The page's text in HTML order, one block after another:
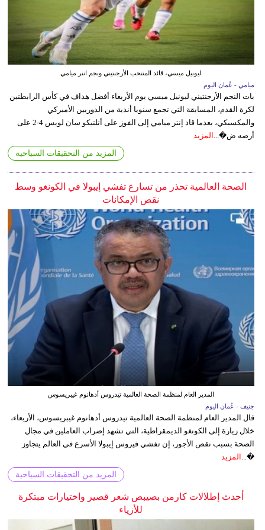
ليونيل ميسي، قائد المنتخب الأرجنتيني ونجم انتر ميامي
ميامي - عُمان اليوم
بات النجم الأرجنتيني ليونيل ميسي يوم الأربعاء أفضل هداف في كأس الرابطتين
لكرة القدم، المسابقة التي تجمع سنويا أندية من الدوريين الأميركي
والمكسيكي، بعدما قاد إنتر ميامي إلى الفوز على أتلتيكو سان لويس 4-2 على
أرضه ض�...
المزيد
المزيد من التحقيقات السياحية
الصحة العالمية تحذر من تسارع تفشي إيبولا في الكونغو وسط
نقص الإمكانات
المدير العام لمنظمة الصحة العالمية تيدروس أدهانوم غيبريسوس
جنيف - عُمان اليوم
قال المدير العام لمنظمة الصحة العالمية تيدروس أدهانوم غيبريسوس، الأربعاء،
خلال زيارة إلى الكونغو الديمقراطية، التي تشهد إضراب العاملين في مجال
الصحة بسبب نقص الأجور، إن تفشي فيروس إيبولا الأسرع في العالم يتجاوز
�... المزيد
المزيد من التحقيقات السياحية
أحدث إطلالات كارمن بصيبص شعر قصير واختيارات مبتكرة
للأزياء